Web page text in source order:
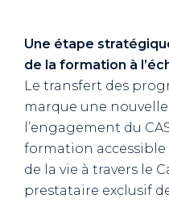
Une étape
de la formation à
Le transfert des
marque une
l’engagement du
formation
de la vie à travers le
prestataire exclusif